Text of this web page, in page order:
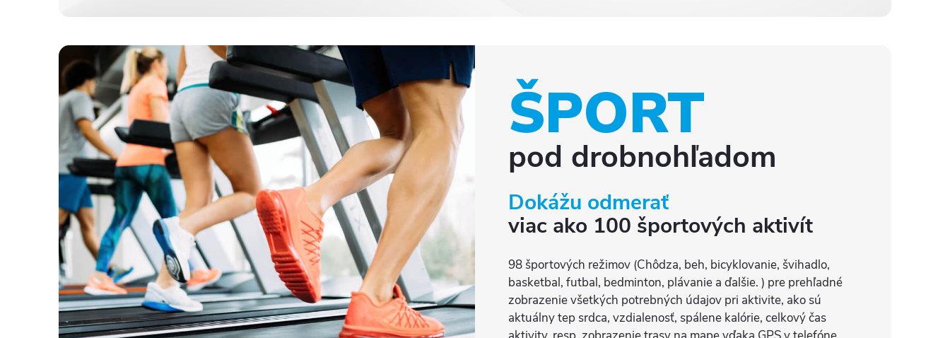
ŠPORT
pod drobnohľadom
Dokážu odmerať
viac ako 100 športových aktivít
98 športových režimov (Chôdza, beh, bicyklovanie, švihadlo,
basketbal, futbal, bedminton, plávanie a ďalšie. ) pre prehľadné
zobrazenie všetkých potrebných údajov pri aktivite, ako sú
aktuálny tep srdca, vzdialenosť, spálene kalórie, celkový čas